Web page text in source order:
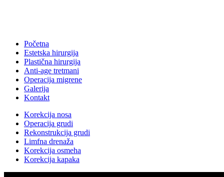
Početna
Estetska hirurgija
Plastična hirurgija
Anti-age tretmani
Operacija migrene
Galerija
Kontakt
Korekcija nosa
Operacija grudi
Rekonstrukcija grudi
Limfna drenaža
Korekcija osmeha
Korekcija kapaka